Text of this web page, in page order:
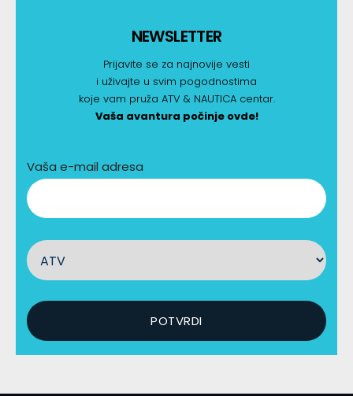
NEWSLETTER
Prijavite se za najnovije vesti
i uživajte u svim pogodnostima
koje vam pruža ATV & NAUTICA centar.
Vaša avantura počinje ovde!
Vaša e-mail adresa